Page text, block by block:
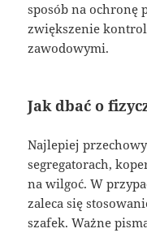
sposób na ochronę
zwiększenie
zawodowymi.
Jak dbać o
Najlepiej
segregatorach,
na wilgoć. W
zaleca się
szafek. Ważne